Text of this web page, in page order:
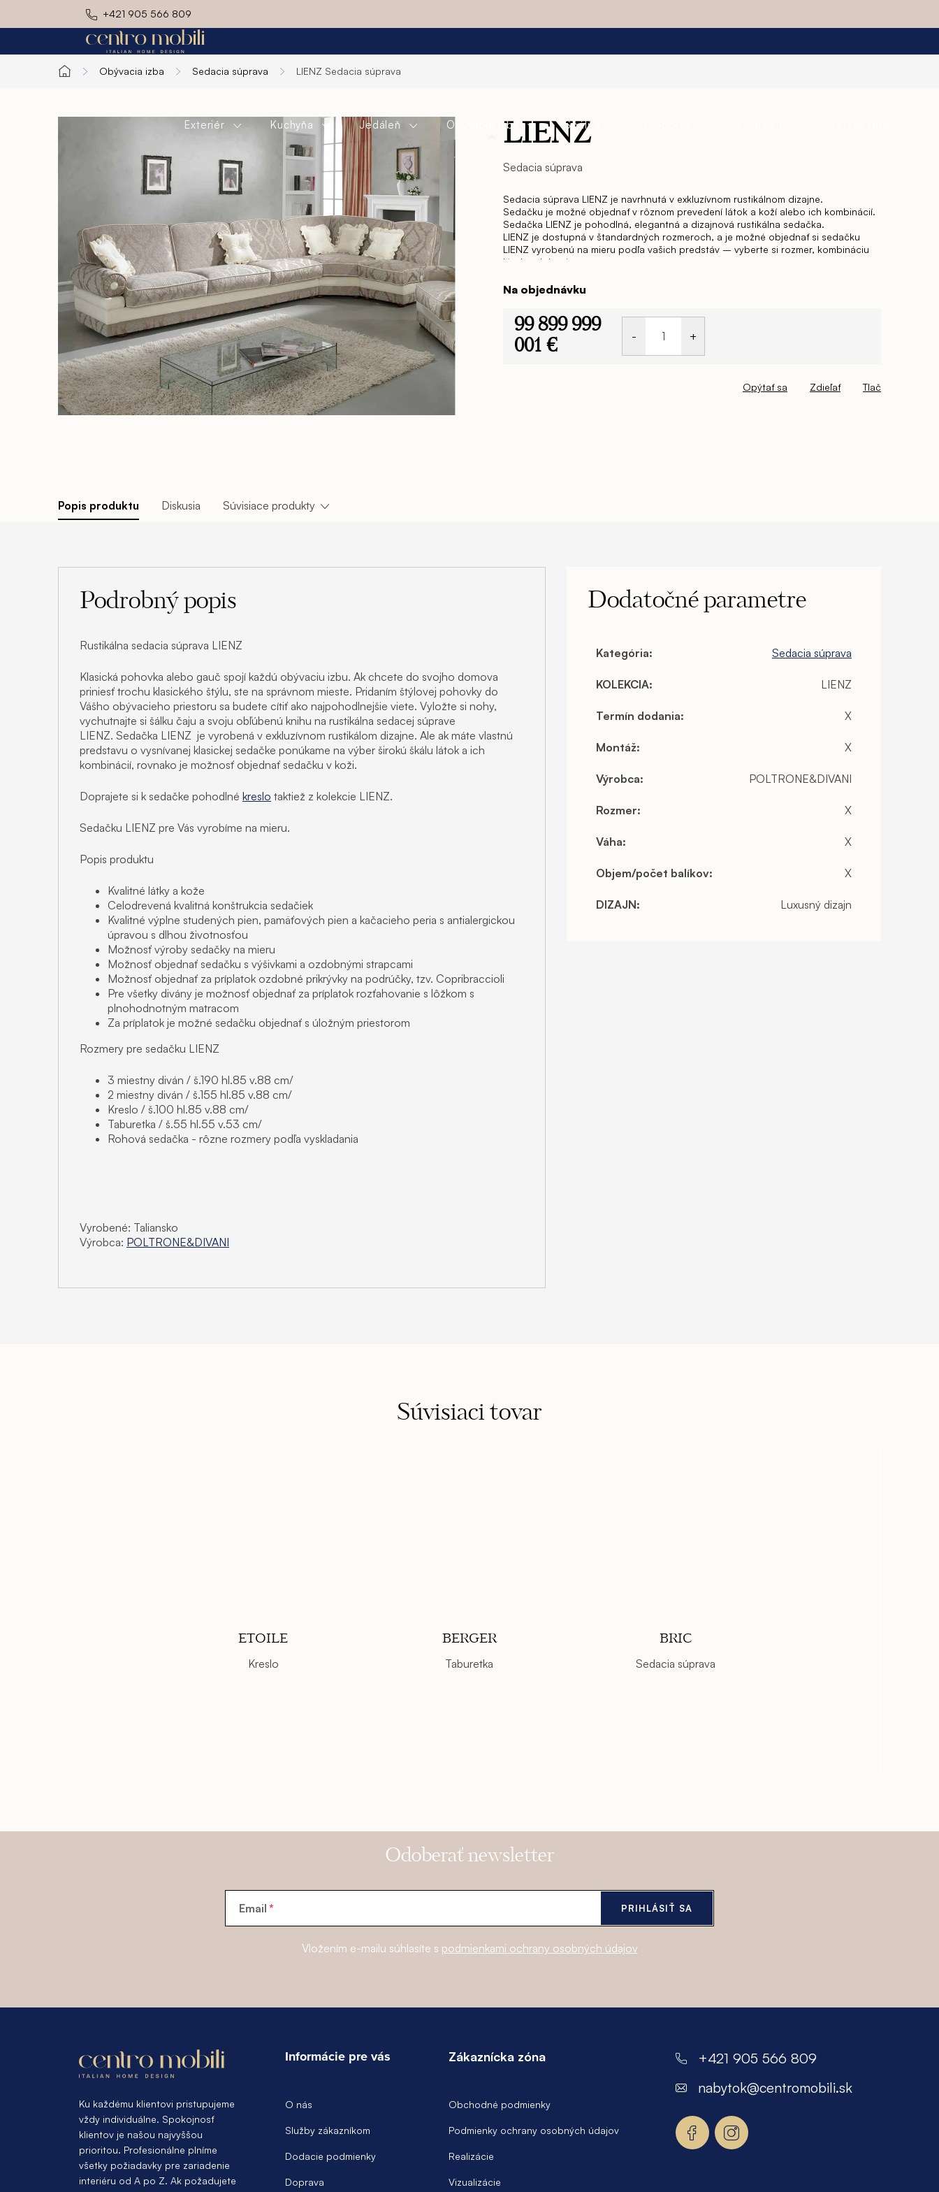
+421 905 566 809
Exteriér Kuchyňa Jedáleň Obývacia izba Spálňa
Domov
Obývacia izba Sedacia súprava LIENZ Sedacia súprava
LIENZ
Sedacia súprava
Sedacia súprava LIENZ je navrhnutá v exkluzívnom rustikálnom dizajne.
Sedačku je možné objednať v rôznom prevedení látok a koží alebo ich kombinácií.
Sedačka LIENZ je pohodlná, elegantná a dizajnová rustikálna sedačka.
LIENZ je dostupná v štandardných rozmeroch, a je možné objednať si sedačku
LIENZ vyrobenú na mieru podľa vašich predstáv – vyberte si rozmer, kombináciu
látok, zdobenie…
sedačka s rozťahovaním s plnohodnotným lôžkom a matracom – to všetko v
jednej kolekcii – LIENZ.
Na objednávku
99 899 999
001 €
Tlač
Opýtať sa Zdieľať
Popis produktu Diskusia Súvisiace produkty
Podrobný popis
Rustikálna sedacia súprava LIENZ
Klasická pohovka alebo gauč spojí každú obývaciu izbu. Ak chcete do svojho domova
priniesť trochu klasického štýlu, ste na správnom mieste. Pridaním štýlovej pohovky do
Vášho obývacieho priestoru sa budete cítiť ako najpohodlnejšie viete. Vyložte si nohy,
vychutnajte si šálku čaju a svoju obľúbenú knihu na rustikálna sedacej súprave
LIENZ. Sedačka LIENZ je vyrobená v exkluzívnom rustikálom dizajne. Ale ak máte vlastnú
predstavu o vysnívanej klasickej sedačke ponúkame na výber širokú škálu látok a ich
kombinácií, rovnako je možnosť objednať sedačku v koži.
Doprajete si k sedačke pohodlné kreslo taktiež z kolekcie LIENZ.
Sedačku LIENZ pre Vás vyrobíme na mieru.
Popis produktu
Kvalitné látky a kože
Celodrevená kvalitná konštrukcia sedačiek
Kvalitné výplne studených pien, pamäťových pien a kačacieho peria s antialergickou
úpravou s dlhou životnosťou
Možnosť výroby sedačky na mieru
Možnosť objednať sedačku s výšivkami a ozdobnými strapcami
Možnosť objednať za príplatok ozdobné prikrývky na podrúčky, tzv. Copribraccioli
Pre všetky divány je možnosť objednať za príplatok rozťahovanie s lôžkom s
plnohodnotným matracom
Za príplatok je možné sedačku objednať s úložným priestorom
Rozmery pre sedačku LIENZ
3 miestny diván / š.190 hl.85 v.88 cm/
2 miestny diván / š.155 hl.85 v.88 cm/
Kreslo / š.100 hl.85 v.88 cm/
Taburetka / š.55 hl.55 v.53 cm/
Rohová sedačka - rôzne rozmery podľa vyskladania
Vyrobené: Taliansko
Výrobca: POLTRONE&DIVANI
Dodatočné parametre
Kategória: Sedacia súprava
KOLEKCIA: LIENZ
Termín dodania: X
Montáž: X
Výrobca: POLTRONE&DIVANI
Rozmer: X
Váha: X
Objem/počet balíkov: X
DIZAJN: Luxusný dizajn
Súvisiaci tovar
ETOILE
Kreslo
BERGER
Taburetka
BRIC
Sedacia súprava
Odoberať newsletter
Email
Vložením e-mailu súhlasíte s podmienkami ochrany osobných údajov
PRIHLÁSIŤ SA
Ku každému klientovi pristupujeme
vždy individuálne. Spokojnosť
klientov je našou najvyššou
prioritou. Profesionálne plníme
všetky požiadavky pre zariadenie
interiéru od A po Z. Ak požadujete
Informácie pre vás
O nás
Služby zákazníkom
Dodacie podmienky
Doprava
Zákaznícka zóna
Obchodné podmienky
Podmienky ochrany osobných údajov
Realizácie
Vizualizácie
+421 905 566 809
nabytok@centromobili.sk